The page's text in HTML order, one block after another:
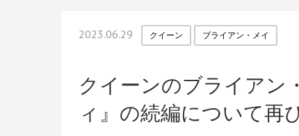
2023.06.29 クイーン ブライアン・メイ
クイーンのブライアン
ィ』の続編について再